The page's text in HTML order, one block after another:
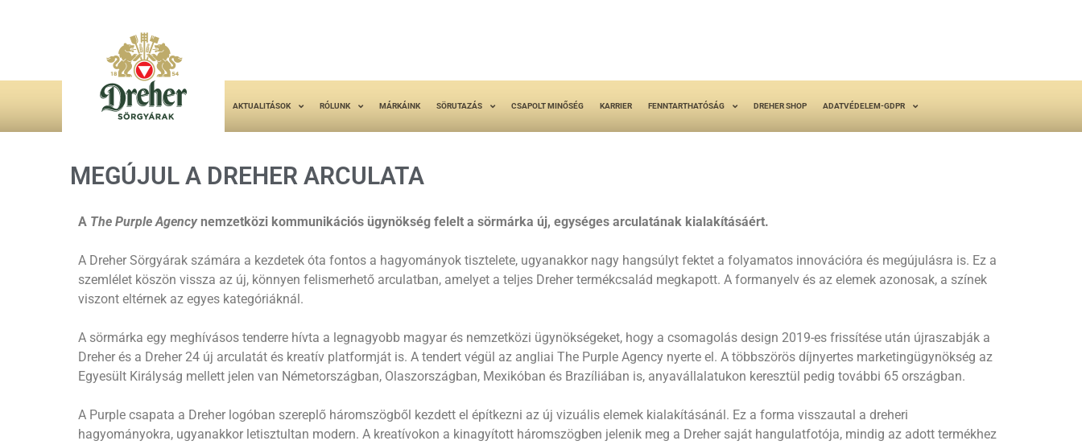
AKTUALITÁSOK RÓLUNK MÁRKÁINK SÖRUTAZÁS CSAPOLT MINŐSÉG KARRIER FENNTARTHATÓSÁG DREHER SHOP ADATVÉDELEM-GDPR
MEGÚJUL A DREHER ARCULATA
A The Purple Agencynemzetközi kommunikációs ügynökség felelt a sörmárka új, egységes arculatának kialakításáért.
A Dreher Sörgyárak számára a kezdetek óta fontos a hagyományok tisztelete, ugyanakkor nagy hangsúlyt fektet a folyamatos innovációra és megújulásra is. Ez a
szemlélet köszön vissza az új, könnyen felismerhető arculatban, amelyet a teljes Dreher termékcsalád megkapott. A formanyelv és az elemek azonosak, a színek
viszont eltérnek az egyes kategóriáknál.
A sörmárka egy meghívásos tenderre hívta a legnagyobb magyar és nemzetközi ügynökségeket, hogy a csomagolás design 2019-es frissítése után újraszabják a
Dreher és a Dreher 24 új arculatát és kreatív platformját is. A tendert végül az angliai The Purple Agency nyerte el. A többszörös díjnyertes marketingügynökség az
Egyesült Királyság mellett jelen van Németországban, Olaszországban, Mexikóban és Brazíliában is, anyavállalatukon keresztül pedig további 65 országban.
A Purple csapata a Dreher logóban szereplő háromszögből kezdett el építkezni az új vizuális elemek kialakításánál. Ez a forma visszautal a dreheri
hagyományokra, ugyanakkor letisztultan modern. A kreatívokon a kinagyított háromszögben jelenik meg a Dreher saját hangulatfotója, mindig az adott termékhez